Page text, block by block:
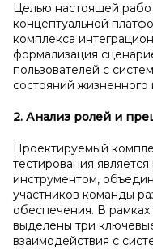
Целью настоящей
концептуальной
комплекса
формализация
пользователей с
состояний жизненного
2. Анализ ролей и
Проектируемый
тестирования
инструментом,
участников команды
обеспечения. В
выделены три
взаимодействия с